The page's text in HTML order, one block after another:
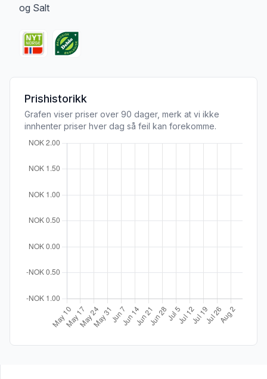
og Salt
Prishistorikk
Grafen viser priser over 90 dager, merk at vi ikke
innhenter priser hver dag så feil kan forekomme.